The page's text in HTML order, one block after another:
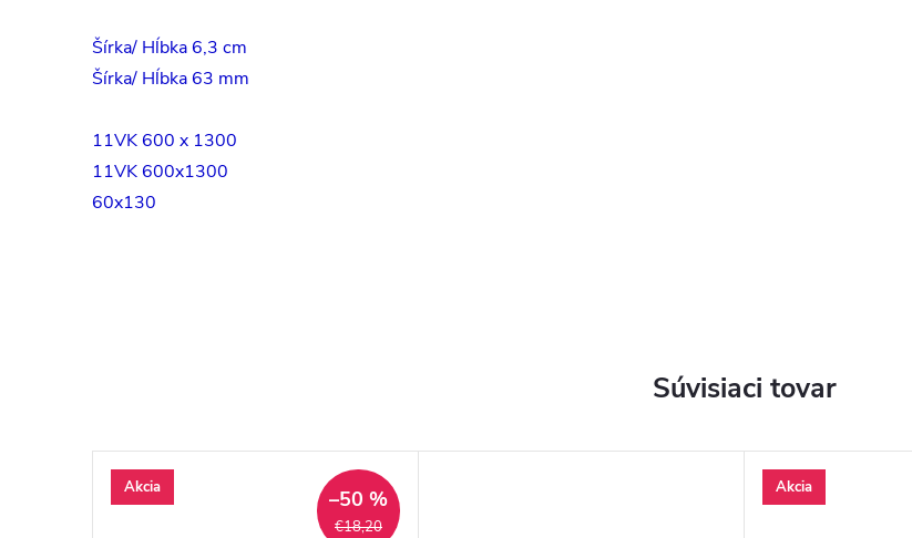
Šírka/ Hĺbka 6,3 cm
Šírka/ Hĺbka 63 mm
11VK 600 x 1300
11VK 600x1300
60x130
Súvisiaci tovar
Akcia
€18,20
–50 % Akcia